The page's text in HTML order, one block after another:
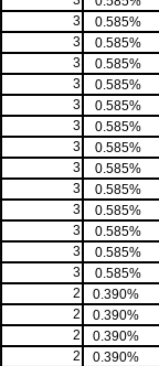
3
0.585%
3
0.585%
3
0.585%
3
0.585%
3
0.585%
3
0.585%
3
0.585%
3
0.585%
3
0.585%
3
0.585%
3
0.585%
3
0.585%
3
0.585%
2
0.390%
2
0.390%
2
0.390%
2
0.390%